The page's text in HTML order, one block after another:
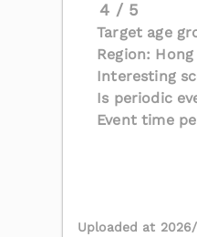
4 / 5
Target age
Region: Hong
Interesting
Is periodic
Event time
Uploaded at